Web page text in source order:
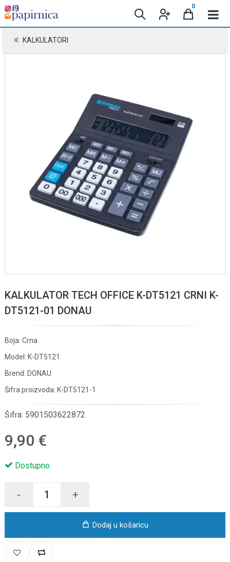
0
KALKULATORI
KALKULATOR TECH OFFICE K-DT5121 CRNI K-
DT5121-01 DONAU
Boja: Crna
Model: K-DT5121
Brend: DONAU
Šifra proizvoda: K-DT5121-1
Šifra: 5901503622872
9,90 €
Dostupno
- +
Dodaj u košaricu